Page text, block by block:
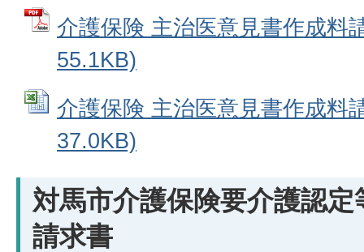
介護保険 主治医意見書作成料
55.1KB)
介護保険 主治医意見書作成料
37.0KB)
対馬市介護保険要介護認
請求書